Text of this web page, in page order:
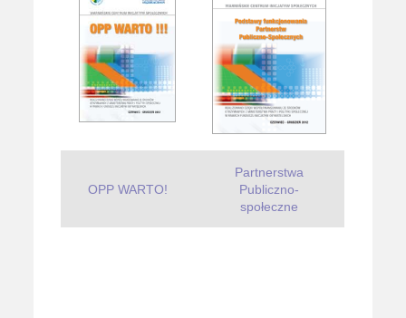
OPP WARTO!
Partnerstwa
Publiczno-
społeczne